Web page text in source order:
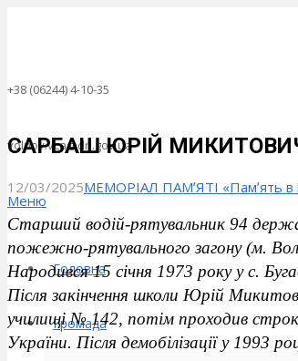
+38 (06244) 4-10-35
volnov.vca@dn.gov.ua
Меню
Головна
Громада
САРБАШ ЮРІЙ МИКИТОВИЧ
12/03/2025МЕМОРІАЛ ПАМʼЯТІ «Памʼять в
Старший водій-рятувальник 94
пожежно-рятувального загону (м.
Народився 15 січня 1973 року у с.
Після закінчення школи Юрій
училищі № 142, потім проходив
України. Після демобілізації у